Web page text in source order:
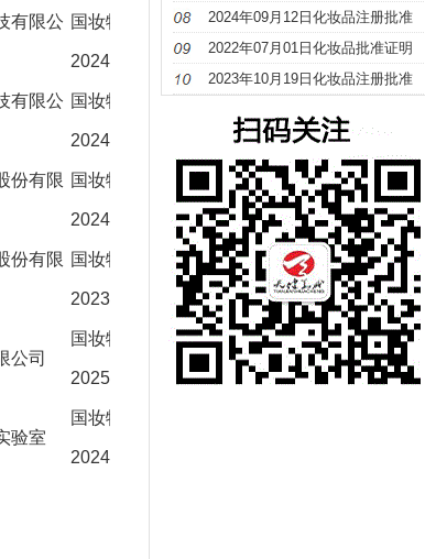
有限公 国妆特字
202413164
/
有限公 国妆特字
20247092
份有限 国妆特字
20249017
/
份有限 国妆特字
20231243
/ /
公司
国妆特字
20253027
/
验室
国妆特进字
20240845
（S－Z）
2024年09月12日化妆品注册批准
证明文件送达信息
2022年07月01日化妆品批准证明
文件待领取信息发布
2023年10月19日化妆品注册批准